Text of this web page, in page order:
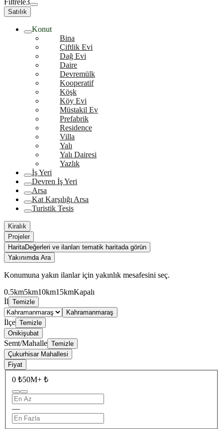
Filtrele3
Satılık
Konut
Bina
Çiftlik Evi
Dağ Evi
Daire
Devremülk
Kooperatif
Köşk
Köy Evi
Müstakil Ev
Prefabrik
Residence
Villa
Yalı
Yalı Dairesi
Yazlık
İş Yeri
Devren İş Yeri
Arsa
Kat Karşılığı Arsa
Turistik Tesis
Kiralık
Projeler
HaritaDeğerleri ve ilanları tematik haritada görün
Yakınımda Ara
Konumuna yakın ilanlar için yakınlık mesafesini seç.
0.5km5km10km15kmKapalı
İl Temizle
Kahramanmaraş
İlçe Temizle
Onikişubat
Semt/Mahalle Temizle
Çukurhisar Mahallesi
Fiyat
0 ₺50M+ ₺
—